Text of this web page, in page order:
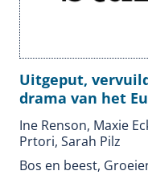
Uitgeput,
drama van het
Ine Renson, Maxie
Prtori, Sarah Pilz
Bos en beest,